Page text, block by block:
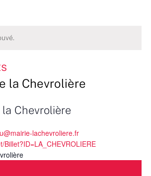
la Chevrolière
Chevrolière
lachevroliere.fr
Billet?ID=LA_CHEVROLIERE